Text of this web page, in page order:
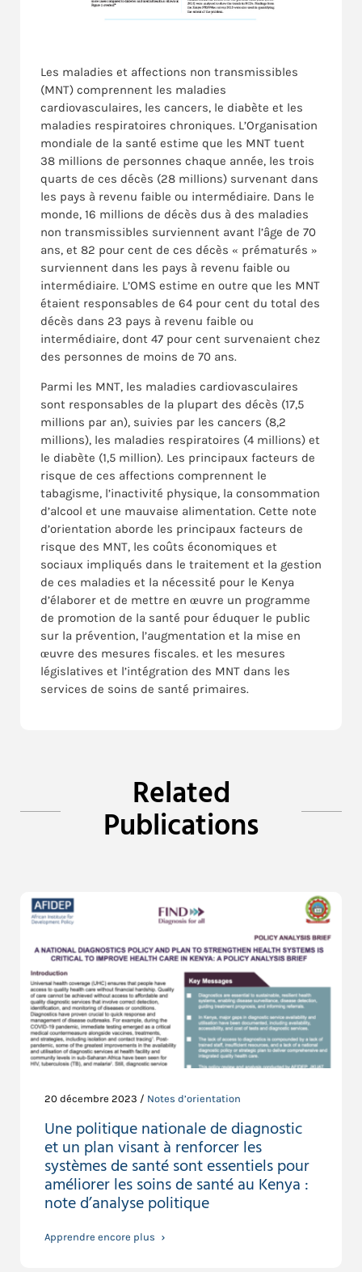
Les maladies et affections non transmissibles
(MNT) comprennent les maladies
cardiovasculaires, les cancers, le diabète et les
maladies respiratoires chroniques. L’Organisation
mondiale de la santé estime que les MNT tuent
38 millions de personnes chaque année, les trois
quarts de ces décès (28 millions) survenant dans
les pays à revenu faible ou intermédiaire. Dans le
monde, 16 millions de décès dus à des maladies
non transmissibles surviennent avant l’âge de 70
ans, et 82 pour cent de ces décès « prématurés »
surviennent dans les pays à revenu faible ou
intermédiaire. L’OMS estime en outre que les MNT
étaient responsables de 64 pour cent du total des
décès dans 23 pays à revenu faible ou
intermédiaire, dont 47 pour cent survenaient chez
des personnes de moins de 70 ans.
Parmi les MNT, les maladies cardiovasculaires
sont responsables de la plupart des décès (17,5
millions par an), suivies par les cancers (8,2
millions), les maladies respiratoires (4 millions) et
le diabète (1,5 million). Les principaux facteurs de
risque de ces affections comprennent le
tabagisme, l’inactivité physique, la consommation
d’alcool et une mauvaise alimentation. Cette note
d’orientation aborde les principaux facteurs de
risque des MNT, les coûts économiques et
sociaux impliqués dans le traitement et la gestion
de ces maladies et la nécessité pour le Kenya
d’élaborer et de mettre en œuvre un programme
de promotion de la santé pour éduquer le public
sur la prévention, l’augmentation et la mise en
œuvre des mesures fiscales. et les mesures
législatives et l’intégration des MNT dans les
services de soins de santé primaires.
Related
Publications
20 décembre 2023 / Notes d’orientation
Une politique nationale de diagnostic
et un plan visant à renforcer les
systèmes de santé sont essentiels pour
améliorer les soins de santé au Kenya :
note d’analyse politique
Apprendre encore plus